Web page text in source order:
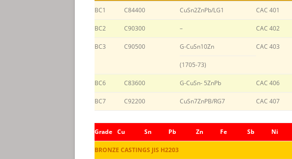
BC1 C84400 CuSn2ZnPb/LG1 CAC 401
BC2 C90300 – CAC 402
BC3 C90500 G-CuSn10Zn CAC 403
(1705-73)
BC6 C83600 G-CuSn- 5ZnPb CAC 406
BC7 C92200 CuSn7ZnPB/RG7 CAC 407
Grade Cu Sn Pb Zn Fe Sb Ni
BRONZE CASTINGS JIS H2203